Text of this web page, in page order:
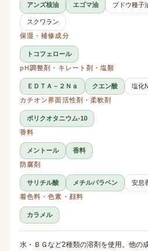
アンズ核油 エゴマ油 ブドウ種子
スクワラン
保湿・補修成分
トコフェロール
pH調整剤・キレート剤・塩類
ＥＤＴＡ－２Ｎａ クエン酸
塩化
カチオン界面活性剤・柔軟剤
ポリクオタニウム-10
香料
メントール
香料
防腐剤
サリチル酸 メチルパラベン
安息
着色料・色素・顔料
カラメル
水・ＢＧなど2種類の溶剤を使用。他の